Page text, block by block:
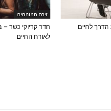
הדרך לחיים
זירת המומחים
חדר קריוקי כשר –
לאורח החיים